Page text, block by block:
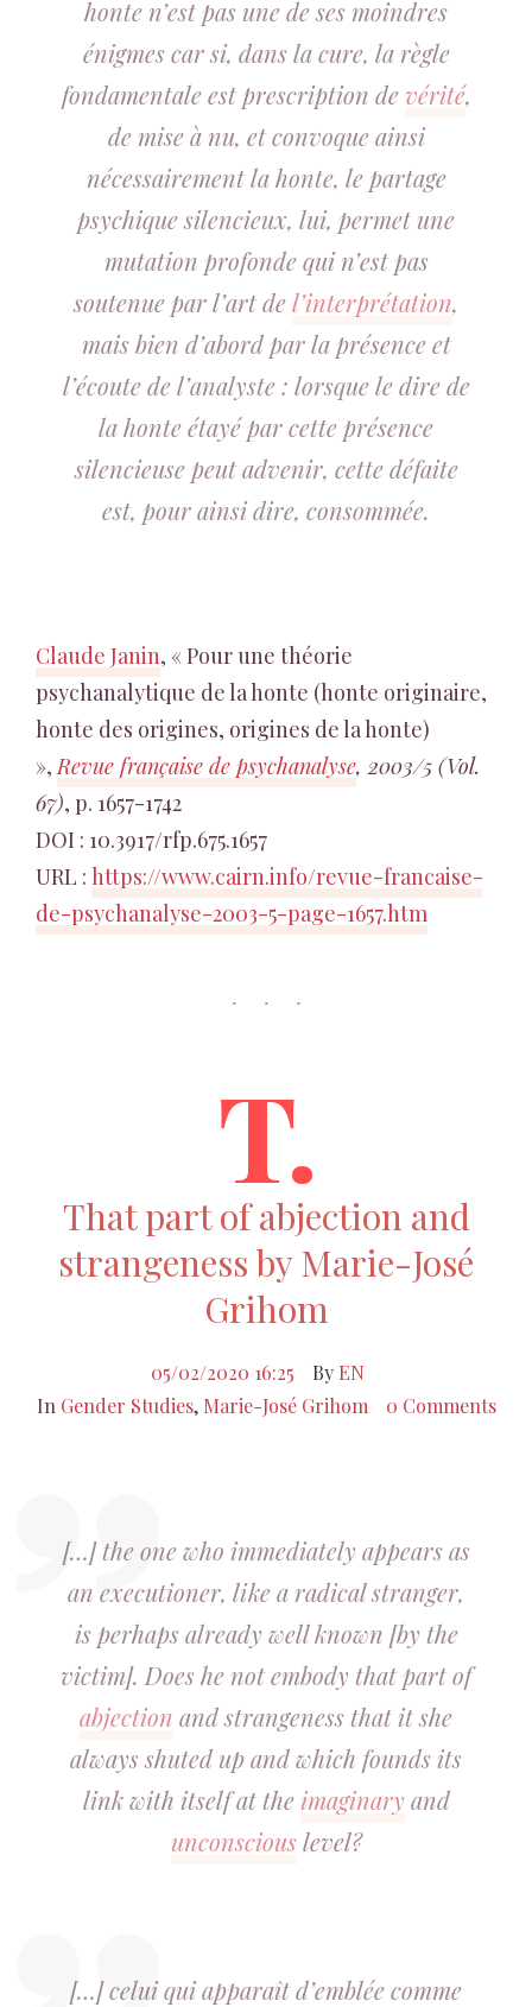
honte n’est pas une de ses moindres
énigmes car si, dans la cure, la règle
fondamentale est prescription devérité,
de mise à nu, et convoque ainsi
nécessairementla honte, le partage
psychique silencieux, lui, permet une
mutation profonde qui n’est pas
soutenue par l’art del’interprétation,
mais bien d’abord par la présence et
l’écoute de l’analyste : lorsque ledirede
la honte étayé par cette présence
silencieuse peut advenir, cette défaite
est, pour ainsi dire, consommée.
Claude Janin, « Pour une théorie
psychanalytique de la honte (honte originaire,
honte des origines, origines de la honte)
»,Revue française de psychanalyse, 2003/5 (Vol.
67), p. 1657-1742
DOI : 10.3917/rfp.675.1657
URL : https://www.cairn.info/revue-francaise-
de-psychanalyse-2003-5-page-1657.htm
T.
That part of abjection and
strangeness by Marie-José
Grihom
05/02/2020 16:25 By EN
In Gender Studies, Marie-José Grihom 0 Comments
[…] the one who immediately appears as
an executioner, like a radical stranger,
is perhaps already well known [by the
victim]. Does he not embody that part of
abjection and strangeness that it she
always shuted up and which founds its
link with itself at theimaginary and
unconsciouslevel?
[…] celui qui apparaît d’emblée comme